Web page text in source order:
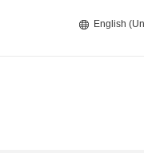
English